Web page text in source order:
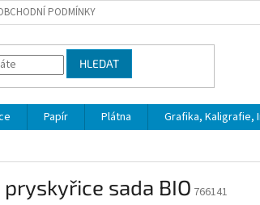
PODMÍNKY
HLEDAT
Papír Plátna Grafika, Kaligrafie,
sada BIO 766141